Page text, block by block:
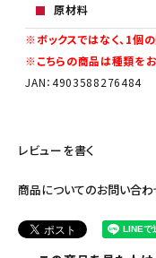
原材料
※ボックスではなく、1個
※こちらの商品は種類を
JAN：4903588276484
レビューを書く
商品についてのお問い合わ